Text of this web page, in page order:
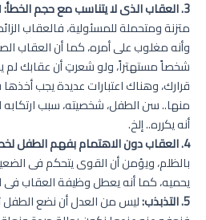
3. العقاب الذى لا يتناسب مع حجم الخطأ:
متزنة ومتحملة للمسئولية، فالعقاب
وأنه مغلوب على أمره، كما أن العقاب
شخصاً مستهتراً، ولو شعرتِ أن عقابك لم
قرارك، وهناك اعتبارات عديدة يجب أخذها
منها.. سن الطفل، شخصيته، سبب
أنه يكرره.. إلخ.
4. العقاب دون الاهتمام بفهم الطفل لخطئه:
بالظلم، ويؤمن أن القوى يتحكم فى
يحميه، كما أنه يعطل وظيفة العقاب فى
5. التذبذب:
ليس من العدل أن نضع الطفل